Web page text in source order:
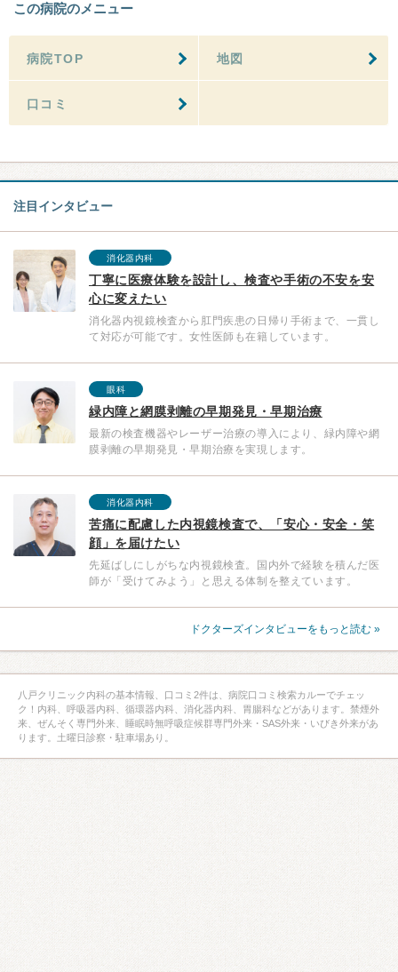
この病院のメニュー
病院TOP 地図
口コミ
注目インタビュー
消化器内科
丁寧に医療体験を設計し、検査や手術の不安を安
心に変えたい
消化器内視鏡検査から肛門疾患の日帰り手術まで、一貫し
て対応が可能です。女性医師も在籍しています。
眼科
緑内障と網膜剥離の早期発見・早期治療
最新の検査機器やレーザー治療の導入により、緑内障や網
膜剥離の早期発見・早期治療を実現します。
消化器内科
苦痛に配慮した内視鏡検査で、「安心・安全・笑
顔」を届けたい
先延ばしにしがちな内視鏡検査。国内外で経験を積んだ医
師が「受けてみよう」と思える体制を整えています。
ドクターズインタビューをもっと読む »
八戸クリニック内科の基本情報、口コミ2件は、病院口コミ検索カルーでチェッ
ク！内科、呼吸器内科、循環器内科、消化器内科、胃腸科などがあります。禁煙外
来、ぜんそく専門外来、睡眠時無呼吸症候群専門外来・SAS外来・いびき外来があ
ります。土曜日診察・駐車場あり。